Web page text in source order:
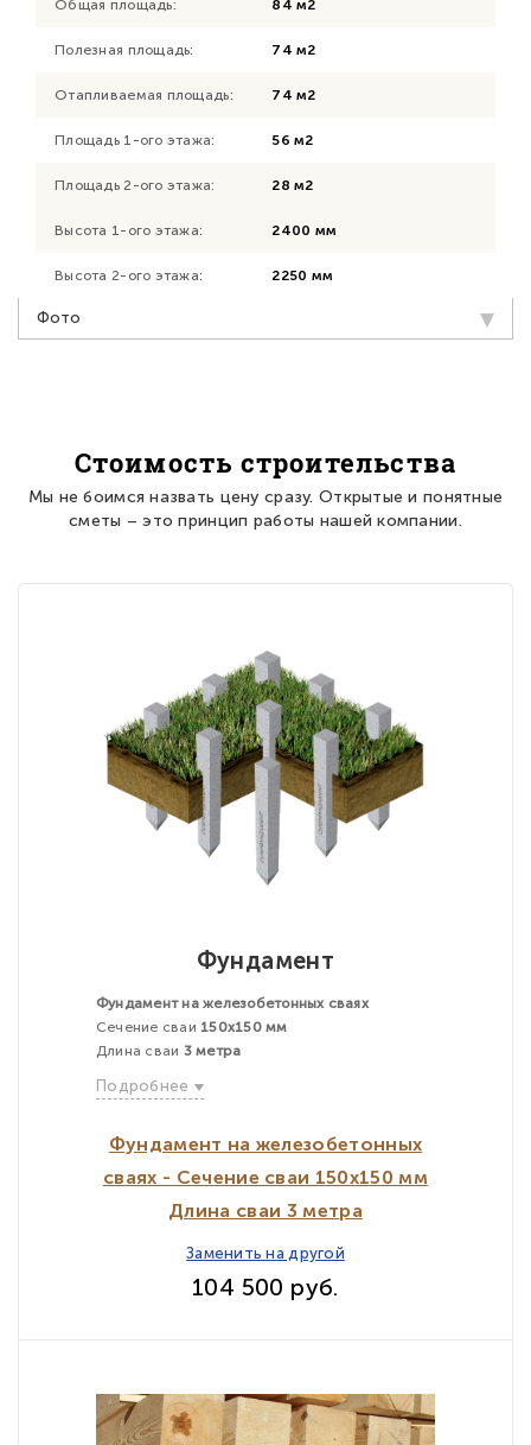
Общая площадь: 84 м2
Полезная площадь: 74 м2
Отапливаемая площадь: 74 м2
Площадь 1-ого этажа: 56 м2
Площадь 2-ого этажа: 28 м2
Высота 1-ого этажа: 2400 мм
Высота 2-ого этажа: 2250 мм
Фото
Стоимость строительства
Мы не боимся назвать цену сразу. Открытые и понятные
сметы – это принцип работы нашей компании.
Фундамент
Фундамент на железобетонных сваях
Сечение сваи 150х150 мм
Длина сваи 3 метра
Подробнее
Фундамент на железобетонных
сваях - Сечение сваи 150х150 мм
Длина сваи 3 метра
Заменить на другой
104 500 руб.